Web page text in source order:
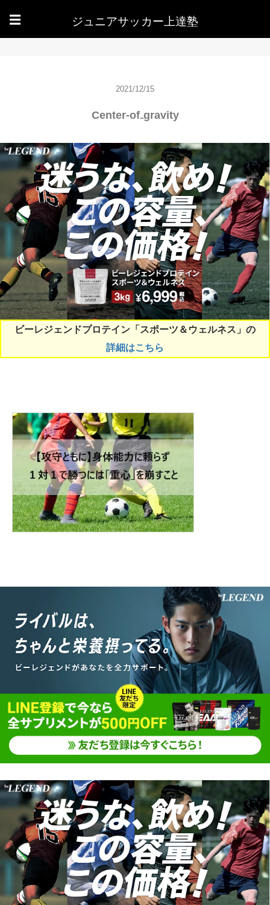
☰ ジュニアサッカー上達塾
2021/12/15
Center-of₋gravity
ビーレジェンドプロテイン「スポーツ＆ウェルネス」の
詳細はこちら